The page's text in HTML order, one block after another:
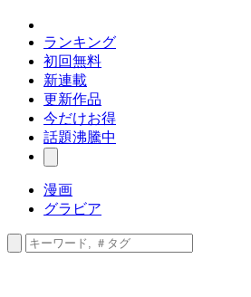
ランキング
初回無料
新連載
更新作品
今だけお得
話題沸騰中
漫画
グラビア